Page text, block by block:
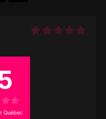
Québec